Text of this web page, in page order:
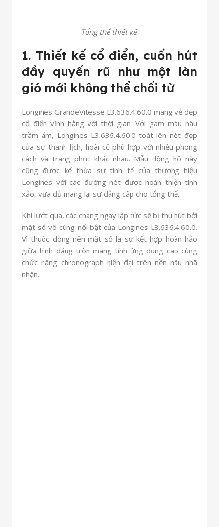
Tổng thể thiết kế
1. Thiết kế cổ điển, cuốn hút
đầy quyến rũ như một làn
gió mới không thể chối từ
Longines GrandeVitesse L3.636.4.60.0 mang vẻ đẹp
cổ điển vĩnh hằng với thời gian. Với gam màu nâu
trầm ấm, Longines L3.636.4.60.0 toát lên nét đẹp
của sự thanh lịch, hoài cổ phù hợp với nhiều phong
cách và trang phục khác nhau. Mẫu đồng hồ này
cũng được kế thừa sự tinh tế của thương hiệu
Longines với các đường nét được hoàn thiện tinh
xảo, vừa đủ mang lại sự đẳng cấp cho tổng thể.
Khi lướt qua, các chàng ngay lập tức sẽ bị thu hút bởi
mặt số vô cùng nổi bật của Longines L3.636.4.60.0.
Vì thuộc dòng nên mặt số là sự kết hợp hoàn hảo
giữa hình dáng tròn mang tính ứng dụng cao cùng
chức năng chronograph hiện đại trên nền nâu nhã
nhặn.